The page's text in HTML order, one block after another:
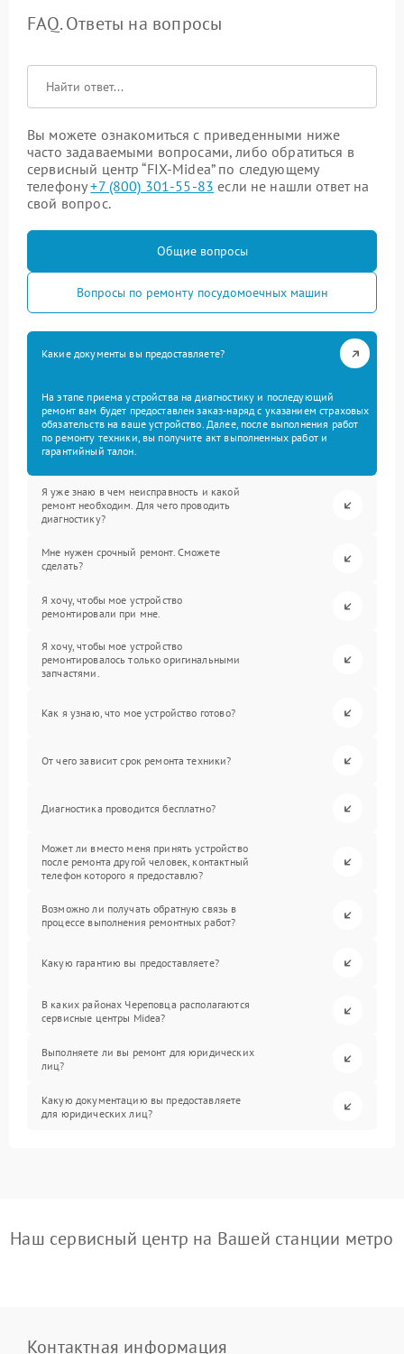
FAQ. Ответы на вопросы
Вы можете ознакомиться с приведенными ниже
часто задаваемыми вопросами, либо обратиться в
сервисный центр “FIX-Midea” по следующему
телефону+7 (800) 301-55-83 если не нашли ответ на
свой вопрос.
Общие вопросы
Вопросы по ремонту посудомоечных машин
Какие документы вы предоставляете?
На этапе приема устройства на диагностику и последующий
ремонт вам будет предоставлен заказ-наряд с указанием страховых
обязательств на ваше устройство. Далее, после выполнения работ
по ремонту техники, вы получите акт выполненных работ и
гарантийный талон.
Я уже знаю в чем неисправность и какой
ремонт необходим. Для чего проводить
диагностику?
Мне нужен срочный ремонт. Сможете
сделать?
Я хочу, чтобы мое устройство
ремонтировали при мне.
Я хочу, чтобы мое устройство
ремонтировалось только оригинальными
запчастями.
Как я узнаю, что мое устройство готово?
От чего зависит срок ремонта техники?
Диагностика проводится бесплатно?
Может ли вместо меня принять устройство
после ремонта другой человек, контактный
телефон которого я предоставлю?
Возможно ли получать обратную связь в
процессе выполнения ремонтных работ?
Какую гарантию вы предоставляете?
В каких районах Череповца располагаются
сервисные центры Midea?
Выполняете ли вы ремонт для юридических
лиц?
Какую документацию вы предоставляете
для юридических лиц?
Наш сервисный центр на Вашей станции метро
Контактная информация